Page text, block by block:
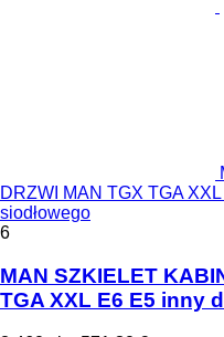
DRZWI MAN TGX TGA
siodłowego
6
MAN SZKIELET
TGA XXL E6 E5 inny